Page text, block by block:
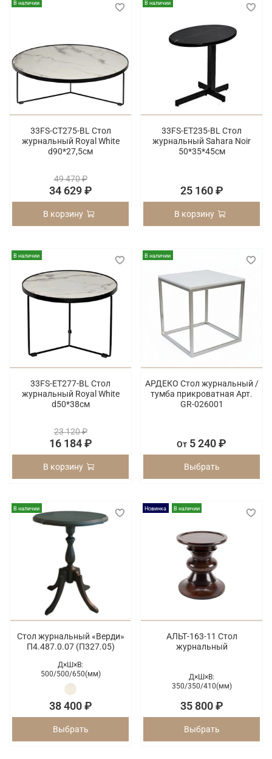
В наличии
33FS-CT275-BL Стол
журнальный Royal White
d90*27,5см
49 470 ₽
34 629 ₽
В корзину
В наличии
33FS-ET235-BL Стол
журнальный Sahara Noir
50*35*45см
25 160 ₽
В корзину
В наличии
33FS-ET277-BL Стол
журнальный Royal White
d50*38см
23 120 ₽
16 184 ₽
В корзину
В наличии
АРДЕКО Стол журнальный /
тумба прикроватная Арт.
GR-026001
От 5 240 ₽
Выбрать
В наличии
Стол журнальный «Верди»
П4.487.0.07 (П327.05)
Д×Ш×В:
500/500/650(мм)
38 400 ₽
Выбрать
Новинка В наличии
АЛЬТ-163-11 Стол
журнальный
Д×Ш×В:
350/350/410(мм)
35 800 ₽
Выбрать